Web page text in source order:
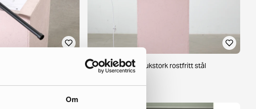
Om
Hafa Grace handdukstork rostfritt stål
1 i lager ·
79 € 171 €